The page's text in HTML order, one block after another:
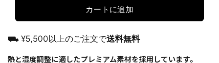
カートに追加
⛟ ¥5,500以上のご注文で送料無料
熱と湿度調整に適したプレミアム素材を採用しています。